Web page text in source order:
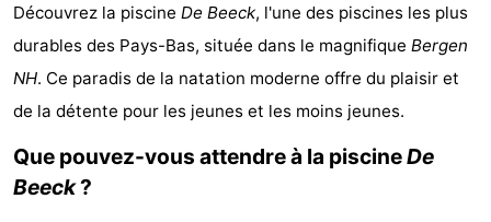
Graaf
Egmont
Landgoed
Glory
-
Chambre
d'hôtes
Chaumières
Découvrez la piscine De Beeck, l'une des piscines les plus
durables des Pays-Bas, située dans le magnifique Bergen
NH. Ce paradis de la natation moderne offre du plaisir et
de la détente pour les jeunes et les moins jeunes.
Que pouvez-vous attendre à la piscineDe
Beeck?